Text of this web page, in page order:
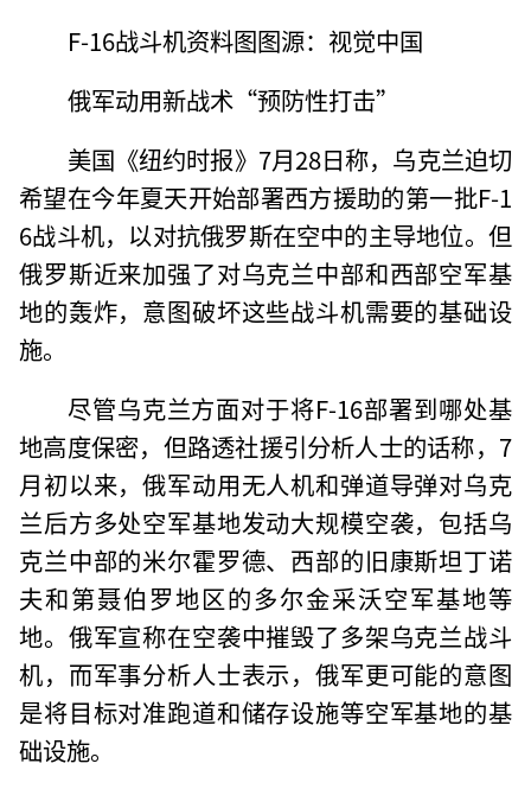
F-16战斗机资料图图源：视觉中国
俄军动用新战术“预防性打击”
美国《纽约时报》7月28日称，乌克兰迫切
希望在今年夏天开始部署西方援助的第一批F-1
6战斗机，以对抗俄罗斯在空中的主导地位。但
俄罗斯近来加强了对乌克兰中部和西部空军基
地的轰炸，意图破坏这些战斗机需要的基础设
施。
尽管乌克兰方面对于将F-16部署到哪处基
地高度保密，但路透社援引分析人士的话称，7
月初以来，俄军动用无人机和弹道导弹对乌克
兰后方多处空军基地发动大规模空袭，包括乌
克兰中部的米尔霍罗德、西部的旧康斯坦丁诺
夫和第聂伯罗地区的多尔金采沃空军基地等
地。俄军宣称在空袭中摧毁了多架乌克兰战斗
机，而军事分析人士表示，俄军更可能的意图
是将目标对准跑道和储存设施等空军基地的基
础设施。